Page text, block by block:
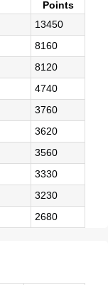
Points
13450
8160
8120
4740
3760
3620
3560
3330
3230
2680